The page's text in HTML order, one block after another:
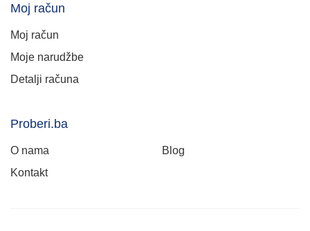
Moj račun
Moj račun
Moje narudžbe
Detalji računa
Proberi.ba
O nama
Blog
Kontakt